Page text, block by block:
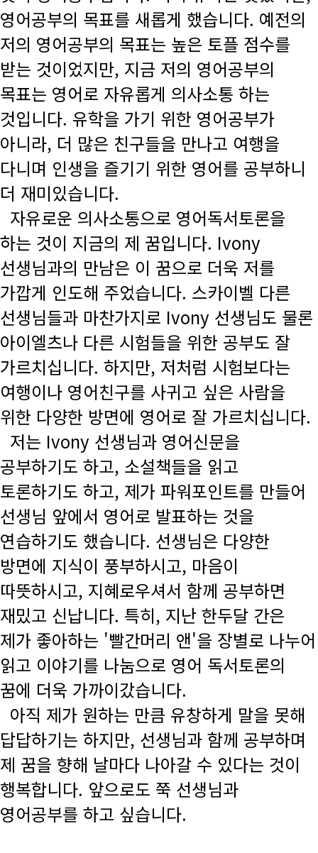
영어공부의 목표를 새롭게 했습니다. 예전의
저의 영어공부의 목표는 높은 토플 점수를
받는 것이었지만, 지금 저의 영어공부의
목표는 영어로 자유롭게 의사소통 하는
것입니다. 유학을 가기 위한 영어공부가
아니라, 더 많은 친구들을 만나고 여행을
다니며 인생을 즐기기 위한 영어를 공부하니
더 재미있습니다.
자유로운 의사소통으로 영어독서토론을
하는 것이 지금의 제 꿈입니다. Ivony
선생님과의 만남은 이 꿈으로 더욱 저를
가깝게 인도해 주었습니다. 스카이벨 다른
선생님들과 마찬가지로 Ivony 선생님도 물론
아이엘츠나 다른 시험들을 위한 공부도 잘
가르치십니다. 하지만, 저처럼 시험보다는
여행이나 영어친구를 사귀고 싶은 사람을
위한 다양한 방면에 영어로 잘 가르치십니다.
저는 Ivony 선생님과 영어신문을
공부하기도 하고, 소설책들을 읽고
토론하기도 하고, 제가 파워포인트를 만들어
선생님 앞에서 영어로 발표하는 것을
연습하기도 했습니다. 선생님은 다양한
방면에 지식이 풍부하시고, 마음이
따뜻하시고, 지혜로우셔서 함께 공부하면
재밌고 신납니다. 특히, 지난 한두달 간은
제가 좋아하는 '빨간머리 앤'을 장별로 나누어
읽고 이야기를 나눔으로 영어 독서토론의
꿈에 더욱 가까이갔습니다.
아직 제가 원하는 만큼 유창하게 말을 못해
답답하기는 하지만, 선생님과 함께 공부하며
제 꿈을 향해 날마다 나아갈 수 있다는 것이
행복합니다. 앞으로도 쭉 선생님과
영어공부를 하고 싶습니다.